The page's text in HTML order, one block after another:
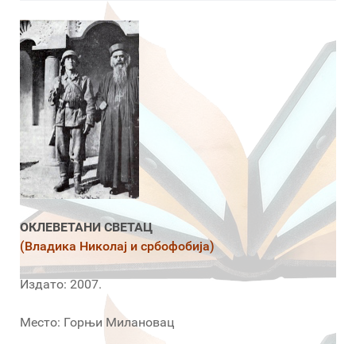
ОКЛЕВЕТАНИ СВЕТАЦ
(Владика Николај и србофобија)
Издато: 2007.
Место: Горњи Милановац